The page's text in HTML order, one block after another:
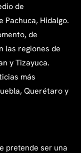
de
Pachuca, Hidalgo.
de
las regiones de
y Tizayuca.
más
Querétaro y
pretende ser una